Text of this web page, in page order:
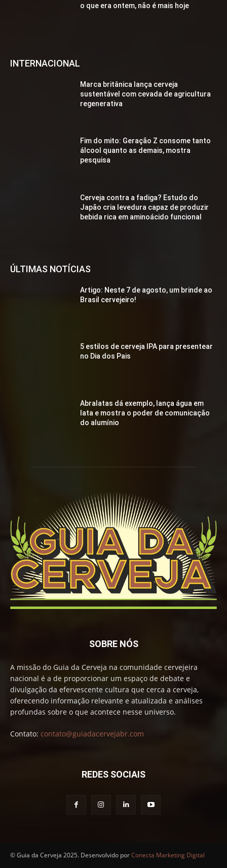
o que era ontem, não é mais hoje
INTERNACIONAL
Marca britânica lança cerveja
sustentável com cevada de agricultura
regenerativa
Fim do mito: Geração Z consome tanto
álcool quanto as demais, mostra
pesquisa
Cerveja contra a fadiga? Estudo do
Japão cria levedura capaz de produzir
bebida rica em aminoácido funcional
ÚLTIMAS NOTÍCIAS
Artigo: Neste 7 de agosto, um brinde ao
Brasil cervejeiro!
5 estilos de cerveja IPA para presentear
no Dia dos Pais
Abralatas dá exemplo, lança água em
lata e mostra o poder de comunicação
do alumínio
SOBRE NÓS
A missão do Guia da Cerveja na comunidade cervejeira
nacional é a de proporcionar um espaço de debate e
divulgação da efervescente cultura que cerca a cerveja,
oferecendo informação relevante e atualizada e análises
profundas sobre o que acontece nesse universo.
Contato: contato@guiadacervejabr.com
REDES SOCIAIS
© Guia da Cerveja 2025. Desenvolvido porConecta Marketing Digital